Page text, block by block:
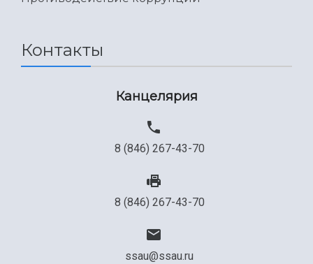
Контакты
Канцелярия
8 (846) 267-43-70
8 (846) 267-43-70
ssau@ssau.ru